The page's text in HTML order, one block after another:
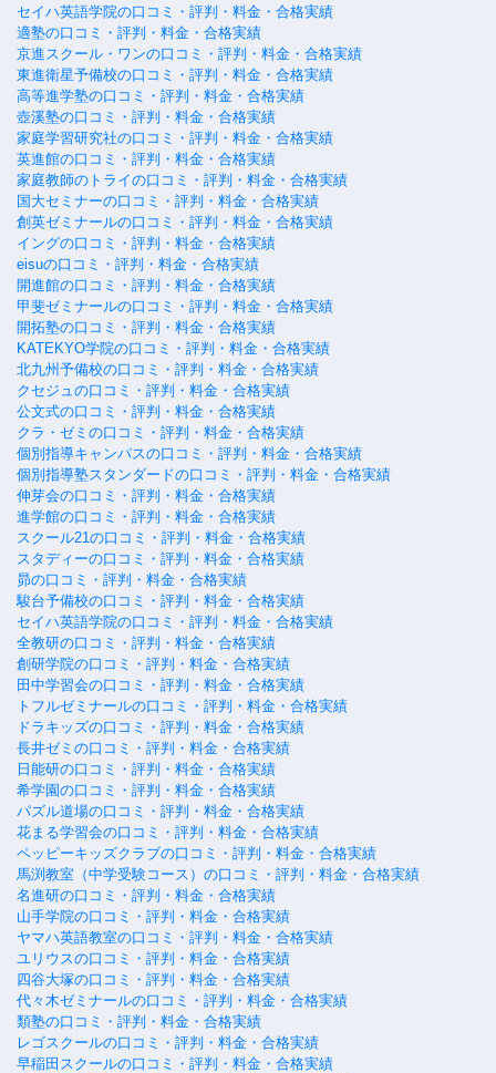
セイハ英語学院の口コミ・評判・料金・合格実績
適塾の口コミ・評判・料金・合格実績
京進スクール・ワンの口コミ・評判・料金・合格実績
東進衛星予備校の口コミ・評判・料金・合格実績
高等進学塾の口コミ・評判・料金・合格実績
壺溪塾の口コミ・評判・料金・合格実績
家庭学習研究社の口コミ・評判・料金・合格実績
英進館の口コミ・評判・料金・合格実績
家庭教師のトライの口コミ・評判・料金・合格実績
国大セミナーの口コミ・評判・料金・合格実績
創英ゼミナールの口コミ・評判・料金・合格実績
イングの口コミ・評判・料金・合格実績
eisuの口コミ・評判・料金・合格実績
開進館の口コミ・評判・料金・合格実績
甲斐ゼミナールの口コミ・評判・料金・合格実績
開拓塾の口コミ・評判・料金・合格実績
KATEKYO学院の口コミ・評判・料金・合格実績
北九州予備校の口コミ・評判・料金・合格実績
クセジュの口コミ・評判・料金・合格実績
公文式の口コミ・評判・料金・合格実績
クラ・ゼミの口コミ・評判・料金・合格実績
個別指導キャンパスの口コミ・評判・料金・合格実績
個別指導塾スタンダードの口コミ・評判・料金・合格実績
伸芽会の口コミ・評判・料金・合格実績
進学館の口コミ・評判・料金・合格実績
スクール21の口コミ・評判・料金・合格実績
スタディーの口コミ・評判・料金・合格実績
昴の口コミ・評判・料金・合格実績
駿台予備校の口コミ・評判・料金・合格実績
セイハ英語学院の口コミ・評判・料金・合格実績
全教研の口コミ・評判・料金・合格実績
創研学院の口コミ・評判・料金・合格実績
田中学習会の口コミ・評判・料金・合格実績
トフルゼミナールの口コミ・評判・料金・合格実績
ドラキッズの口コミ・評判・料金・合格実績
長井ゼミの口コミ・評判・料金・合格実績
日能研の口コミ・評判・料金・合格実績
希学園の口コミ・評判・料金・合格実績
パズル道場の口コミ・評判・料金・合格実績
花まる学習会の口コミ・評判・料金・合格実績
ペッピーキッズクラブの口コミ・評判・料金・合格実績
馬渕教室（中学受験コース）の口コミ・評判・料金・合格実績
名進研の口コミ・評判・料金・合格実績
山手学院の口コミ・評判・料金・合格実績
ヤマハ英語教室の口コミ・評判・料金・合格実績
ユリウスの口コミ・評判・料金・合格実績
四谷大塚の口コミ・評判・料金・合格実績
代々木ゼミナールの口コミ・評判・料金・合格実績
類塾の口コミ・評判・料金・合格実績
レゴスクールの口コミ・評判・料金・合格実績
早稲田スクールの口コミ・評判・料金・合格実績